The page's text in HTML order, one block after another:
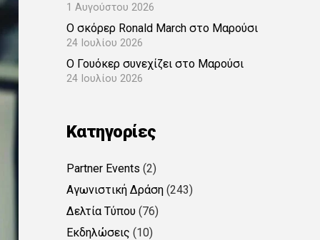
1 Αυγούστου 2026
Ο σκόρερ Ronald March στο Μαρούσι
24 Ιουλίου 2026
Ο Γουόκερ συνεχίζει στο Μαρούσι
24 Ιουλίου 2026
Kατηγορίες
Partner Events (2)
Αγωνιστική Δράση(243)
Δελτία Τύπου (76)
Εκδηλώσεις (10)